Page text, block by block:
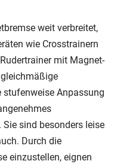
weit verbreitet,
wie Crosstrainern
mit Magnet-
Anpassung
sind besonders leise
Durch die
einzustellen, eignen